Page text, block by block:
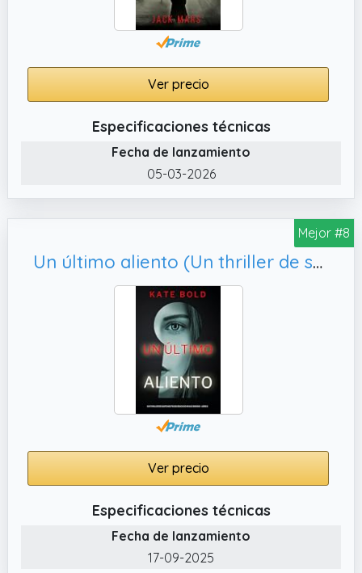
Ver precio
Especificaciones técnicas
Fecha de lanzamiento
05-03-2026
Mejor #8
Un último aliento (Un thriller de suspense psicológico de Kaylie Brooks - Libro 1)
Ver precio
Especificaciones técnicas
Fecha de lanzamiento
17-09-2025